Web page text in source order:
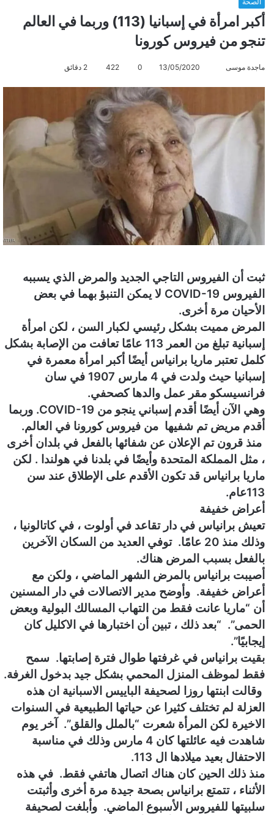
أكبر امرأة في إسبانيا (113) وربما في العالم
تنجو من فيروس كورونا
ماجدة موسى
ل
ر
ل
ك
ت
ن
ا
13/05/2020
0
422
ثبت أن الفيروس التاجي الجديد والمرض الذي يسببه
الفيروس COVID-19 لا يمكن التنبؤ بهما في بعض
الأحيان مرة أخرى.
المرض مميت بشكل رئيسي لكبار السن ، لكن امرأة
إسبانية تبلغ من العمر 113 عامًا تعافت من الإصابة بشكل
كلمل تعتبر ماريا برانياس أيضًا أكبر امرأة معمرة في
إسبانيا حيث ولدت في 4 مارس 1907 في سان
فرانسيسكو مقر عمل والدها كصحفي.
وهي الآن أيضًا أقدم إسباني ينجو من COVID-19. وربما
أقدم مريض تم شفيها من فيروس كورونا في العالم.
منذ قرون تم الإعلان عن شفائها بالفعل في بلدان أخرى
، مثل المملكة المتحدة وأيضًا في بلدنا في هولندا . لكن
ماريا برانياس قد تكون الأقدم على الإطلاق عند سن
113عام.
أعراض خفيفة
تعيش برانياس في دار تقاعد في أولوت ، في كاتالونيا ،
وذلك منذ 20 عامًا. توفي العديد من السكان الآخرين
بالفعل بسبب المرض هناك.
أصيبت برانياس بالمرض الشهر الماضي ، ولكن مع
أعراض خفيفة. وأوضح مدير الاتصالات في دار المسنين
أن “ماريا عانت فقط من التهاب المسالك البولية وبعض
الحمى”. “بعد ذلك ، تبين أن اختبارها في الاكليل كان
إيجابيًا”.
بقيت برانياس في غرفتها طوال فترة إصابتها. سمح
فقط لموظف المنزل المحمي بشكل جيد بدخول الغرفة.
وقالت ابنتها روزا لصحيفة الباييس الاسبانية ان هذه
العزلة لم تختلف كثيرا عن حياتها الطبيعية في السنوات
الاخيرة لكن المرأة شعرت “بالملل والقلق”. آخر يوم
شاهدت فيه عائلتها كان 4 مارس وذلك في مناسبة
الاحتفال بعيد ميلادها ال 113.
منذ ذلك الحين كان هناك اتصال هاتفي فقط. في هذه
الأثناء ، تتمتع برانياس بصحة جيدة مرة أخرى وأثبتت
سلبيتها للفيروس الأسبوع الماضي. وأبلغت لصحيفة